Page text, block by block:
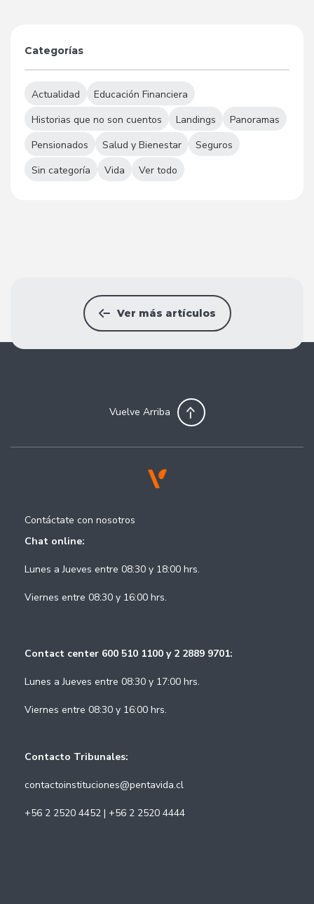
Categorías
Actualidad
Educación Financiera
Historias que no son cuentos
Landings
Panoramas
Pensionados
Salud y Bienestar
Seguros
Sin categoría
Vida Ver todo
Ver más artículos
Vuelve Arriba
Contáctate con nosotros
Chat online:
Lunes a Jueves entre 08:30 y 18:00 hrs.
Viernes entre 08:30 y 16:00 hrs.
Contact center 600 510 1100 y 2 2889 9701:
Lunes a Jueves entre 08:30 y 17:00 hrs.
Viernes entre 08:30 y 16:00 hrs.
Contacto Tribunales:
contactoinstituciones@pentavida.cl
+56 2 2520 4452 | +56 2 2520 4444